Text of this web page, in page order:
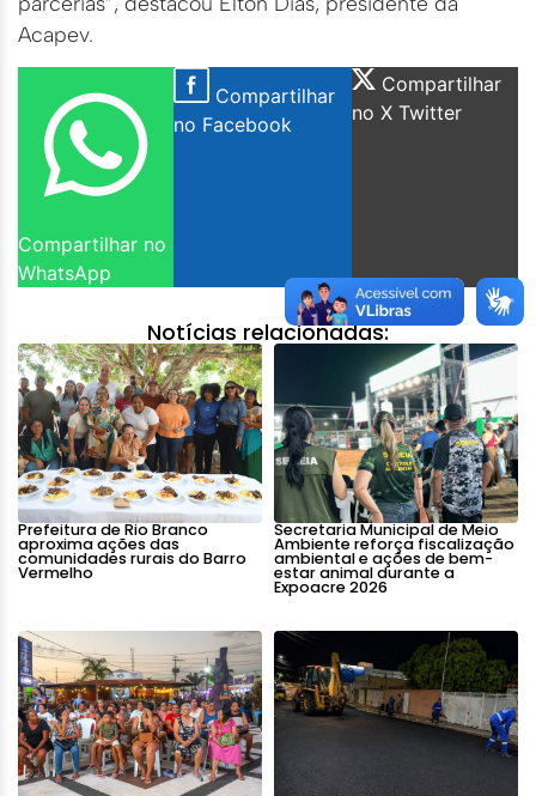
Acapev.
Compartilhar no
WhatsApp
Compartilhar
no Facebook
Compartilhar
no X Twitter
Notícias relacionadas:
Prefeitura de Rio Branco
aproxima ações das
comunidades rurais do Barro
Vermelho
Secretaria Municipal de Meio
Ambiente reforça fiscalização
ambiental e ações de bem-
estar animal durante a
Expoacre 2026